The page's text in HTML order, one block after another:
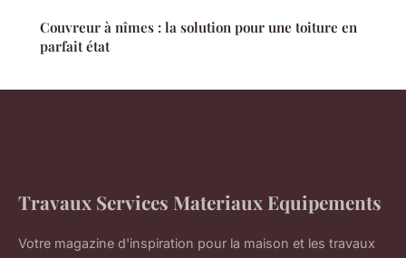
Couvreur à nîmes : la solution pour une toiture en
parfait état
Travaux Services Materiaux Equipements
Votre magazine d'inspiration pour la maison et les travaux